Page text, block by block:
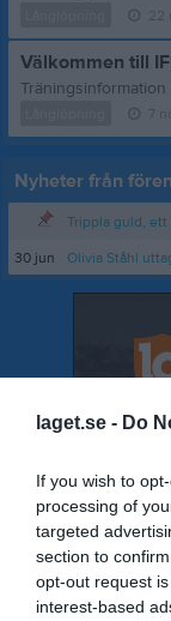
laget.se - Do
If you wish to
processing of
targeted
section to
opt-out request
interest-based
Välkommen till
Nyheter från
Trippla guld, ett
30 jun
Olivia Ståhl